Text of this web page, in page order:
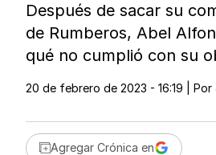
Después de sacar su
de Rumberos, Abel
qué no cumplió con su
20 de febrero de 2023 - 16:19 | Por
Agregar Crónica en